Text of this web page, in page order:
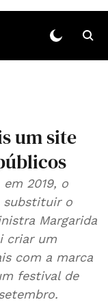
um site
2019, o
substituir o
Margarida
criar um
com a marca
festival de